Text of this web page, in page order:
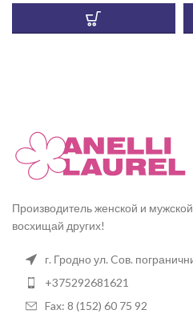
Производитель женской и
восхищай других!
г. Гродно ул. Cов.
+375292681621
Fax: 8 (152) 60 75 92